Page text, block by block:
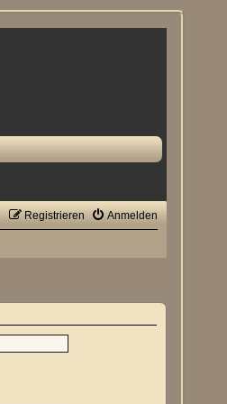
Anmelden
Registrieren